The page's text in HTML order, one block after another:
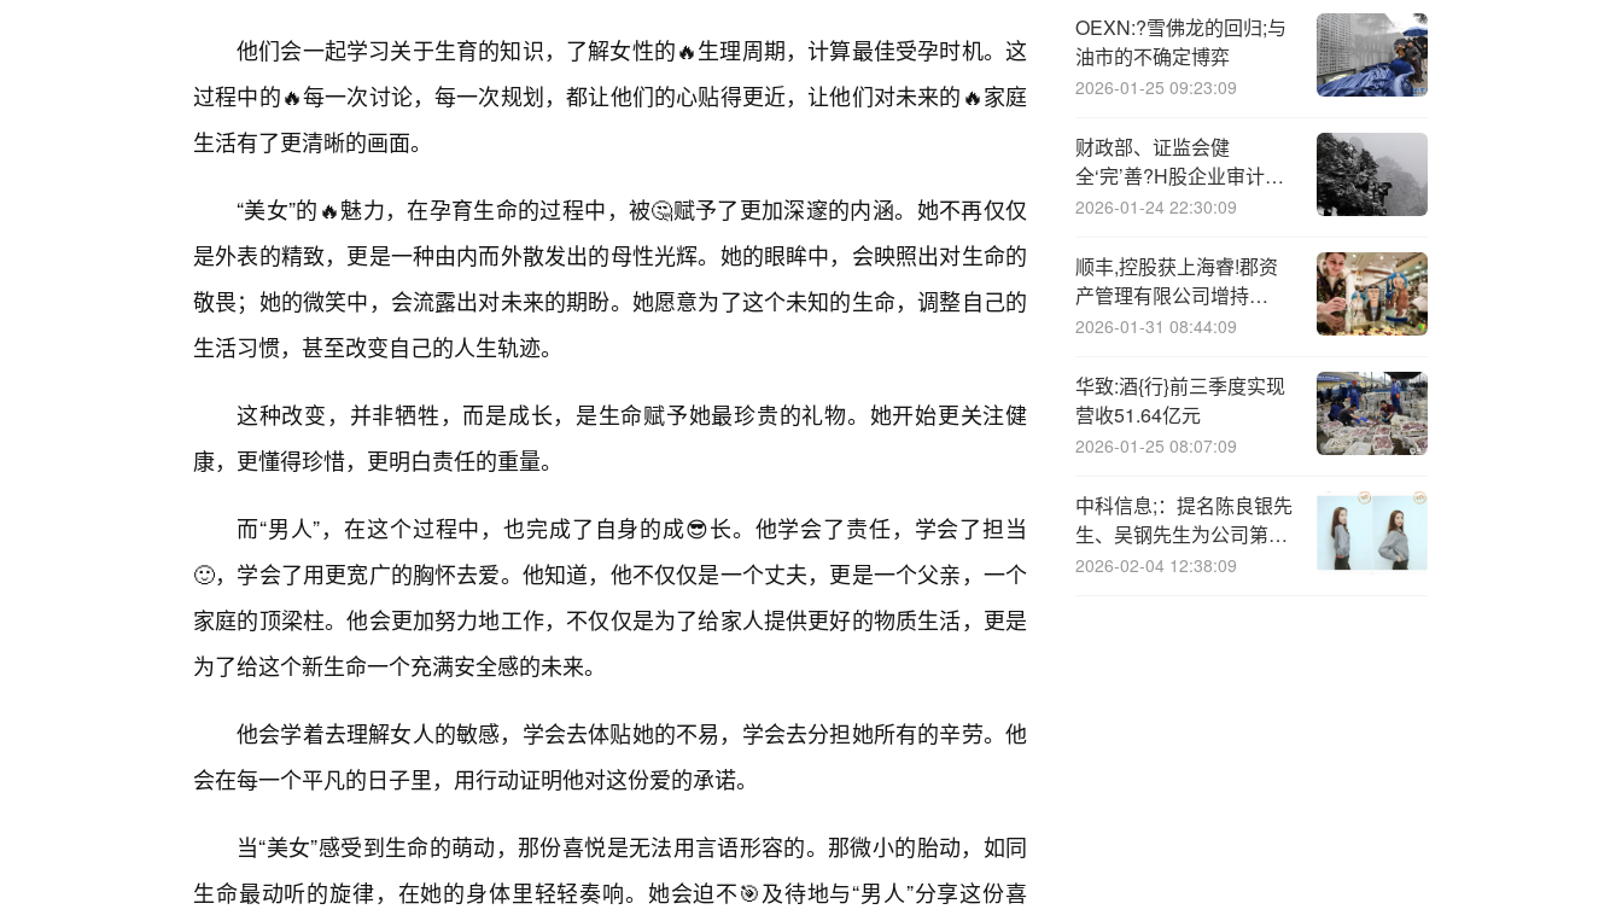
他们会一起学习关于生育的知识，了解女性的🔥生理周期，计算最佳受孕时机。这
过程中的🔥每一次讨论，每一次规划，都让他们的心贴得更近，让他们对未来的🔥家庭
生活有了更清晰的画面。
“美女”的🔥魅力，在孕育生命的过程中，被🤔赋予了更加深邃的内涵。她不再仅仅
是外表的精致，更是一种由内而外散发出的母性光辉。她的眼眸中，会映照出对生命的
敬畏；她的微笑中，会流露出对未来的期盼。她愿意为了这个未知的生命，调整自己的
生活习惯，甚至改变自己的人生轨迹。
这种改变，并非牺牲，而是成长，是生命赋予她最珍贵的礼物。她开始更关注健
康，更懂得珍惜，更明白责任的重量。
而“男人”，在这个过程中，也完成了自身的成😎长。他学会了责任，学会了担当
🙂，学会了用更宽广的胸怀去爱。他知道，他不仅仅是一个丈夫，更是一个父亲，一个
家庭的顶梁柱。他会更加努力地工作，不仅仅是为了给家人提供更好的物质生活，更是
为了给这个新生命一个充满安全感的未来。
他会学着去理解女人的敏感，学会去体贴她的不易，学会去分担她所有的辛劳。他
会在每一个平凡的日子里，用行动证明他对这份爱的承诺。
当“美女”感受到生命的萌动，那份喜悦是无法用言语形容的。那微小的胎动，如同
生命最动听的旋律，在她的身体里轻轻奏响。她会迫不🎯及待地与“男人”分享这份喜
OEXN:?雪佛龙的回归;与
油市的不确定博弈
2026-01-25 09:23:09
财政部、证监会健
全‘完’善?H股企业审计业
务名单动态管理和市场退
事务所进行综合评估
2026-01-24 22:30:09
顺丰,控股获上海睿!郡资
产管理有限公司增持
158.56万股 每股作价约
2026-01-31 08:44:09
华致:酒{行}前三季度实现
营收51.64亿元
2026-01-25 08:07:09
中科信息;：提名陈良银先
生、吴钢先生为公司第四
届董事会独立董事候选人
2026-02-04 12:38:09